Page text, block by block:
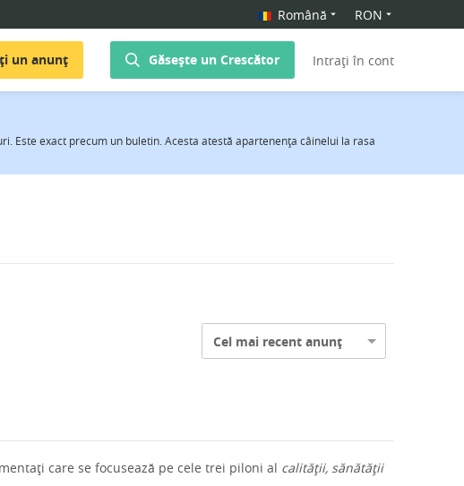
Română RON
un anunț Găsește un Crescător Intrați în cont
Este exact precum un buletin. Acesta atestă apartenenţa câinelui la rasa
Cel mai recent anunț
care se focusează pe cele trei piloni al calității, sănătății